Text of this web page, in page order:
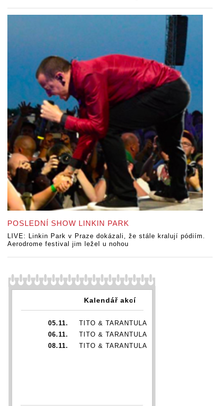
POSLEDNÍ SHOW LINKIN PARK
LIVE: Linkin Park v Praze dokázali, že stále kralují pódiím.
Aerodrome festival jim ležel u nohou
Kalendář akcí
05.11.
TITO & TARANTULA
06.11.
TITO & TARANTULA
08.11.
TITO & TARANTULA